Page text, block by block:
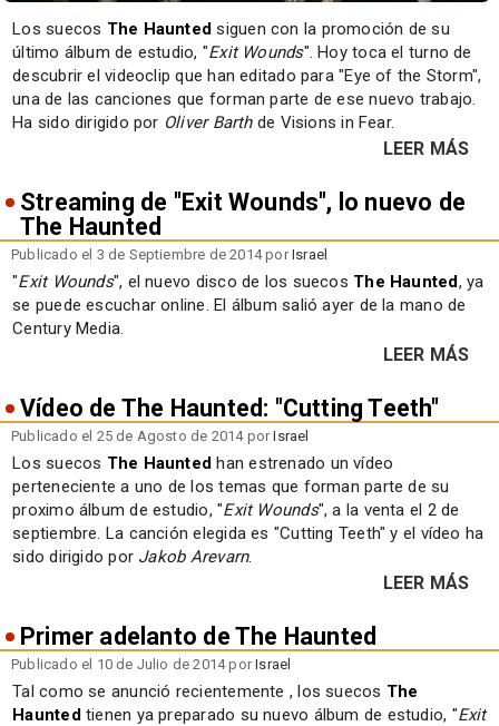
Los suecos The Haunted siguen con la promoción de su
último álbum de estudio, "Exit Wounds". Hoy toca el turno de
descubrir el videoclip que han editado para "Eye of the Storm",
una de las canciones que forman parte de ese nuevo trabajo.
Ha sido dirigido por Oliver Barthde Visions in Fear.
LEER MÁS
Streaming de "Exit Wounds", lo nuevo de
The Haunted
Publicado el 3 de Septiembre de 2014 porIsrael
"Exit Wounds", el nuevo disco de los suecos The Haunted, ya
se puede escuchar online. El álbum salió ayer de la mano de
Century Media.
LEER MÁS
Vídeo de The Haunted: "Cutting Teeth"
Publicado el 25 de Agosto de 2014 porIsrael
Los suecos The Haunted han estrenado un vídeo
perteneciente a uno de los temas que forman parte de su
proximo álbum de estudio, "Exit Wounds", a la venta el 2 de
septiembre. La canción elegida es "Cutting Teeth" y el vídeo ha
sido dirigido por Jakob Arevarn.
LEER MÁS
Primer adelanto de The Haunted
Publicado el 10 de Julio de 2014 porIsrael
Tal como se anunció recientemente , los suecos The
Hauntedtienen ya preparado su nuevo álbum de estudio, "Exit